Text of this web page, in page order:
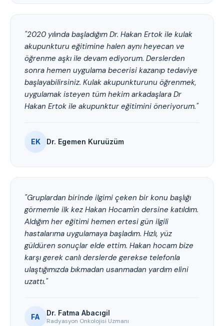
"2020 yılında başladığım Dr. Hakan Ertok ile kulak
akupunkturu eğitimine halen aynı heyecan ve
öğrenme aşkı ile devam ediyorum. Derslerden
sonra hemen uygulama becerisi kazanıp tedaviye
başlayabilirsiniz. Kulak akupunkturunu öğrenmek,
uygulamak isteyen tüm hekim arkadaşlara Dr
Hakan Ertok ile akupunktur eğitimini öneriyorum."
EK Dr. Egemen Kuruüzüm
"Gruplardan birinde ilgimi çeken bir konu başlığı
görmemle ilk kez Hakan Hocam'ın dersine katıldım.
Aldığım her eğitimi hemen ertesi gün ilgili
hastalarıma uygulamaya başladım. Hızlı, yüz
güldüren sonuçlar elde ettim. Hakan hocam bize
karşı gerek canlı derslerde gerekse telefonla
ulaştığımızda bıkmadan usanmadan yardım elini
uzattı."
FA Dr. Fatma Abacıgil
Radyasyon Onkolojisi Uzmanı